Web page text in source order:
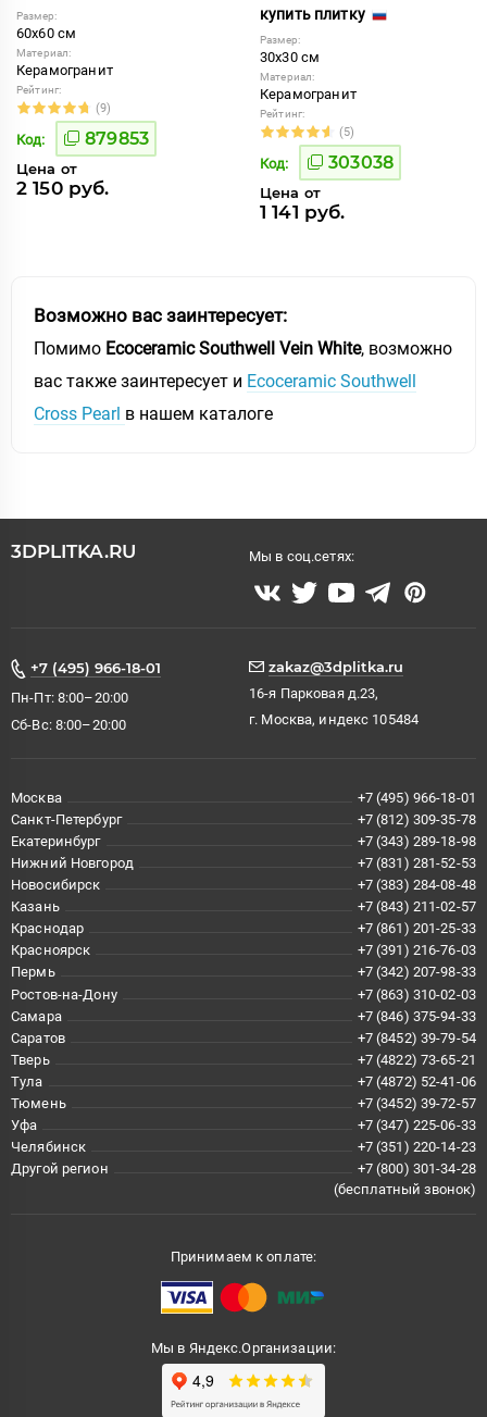
Размер:
60x60 см
Материал:
Керамогранит
Рейтинг:
(9)
Код: 879853
Цена от
2 150 руб.
купить плитку
Размер:
30x30 см
Материал:
Керамогранит
Рейтинг:
(5)
Код: 303038
Цена от
1 141 руб.
Возможно вас заинтересует:
Помимо Ecoceramic Southwell Vein White, возможно
вас также заинтересует и Ecoceramic Southwell
Cross Pearl в нашем каталоге
3DPLITKA.RU Мы в соц.сетях:
+7 (495) 966-18-01
Пн-Пт: 8:00–20:00
Сб-Вс: 8:00–20:00
zakaz@3dplitka.ru
16-я Парковая д.23,
г. Москва, индекс 105484
Москва
+7 (495) 966-18-01
Санкт-Петербург
+7 (812) 309-35-78
Екатеринбург
+7 (343) 289-18-98
Нижний Новгород
+7 (831) 281-52-53
Новосибирск
+7 (383) 284-08-48
Казань
+7 (843) 211-02-57
Краснодар
+7 (861) 201-25-33
Красноярск
+7 (391) 216-76-03
Пермь
+7 (342) 207-98-33
Ростов-на-Дону
+7 (863) 310-02-03
Самара
+7 (846) 375-94-33
Саратов
+7 (8452) 39-79-54
Тверь
+7 (4822) 73-65-21
Тула
+7 (4872) 52-41-06
Тюмень
+7 (3452) 39-72-57
Уфа
+7 (347) 225-06-33
Челябинск
+7 (351) 220-14-23
Другой регион
+7 (800) 301-34-28
(бесплатный звонок)
Принимаем к оплате:
Мы в Яндекс.Организации: